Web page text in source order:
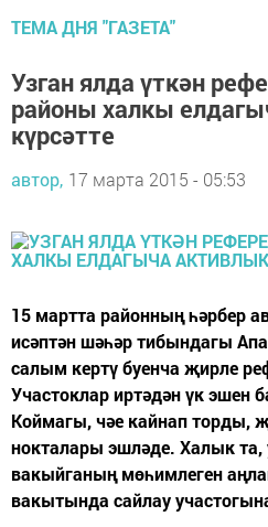
ТЕМА ДНЯ "ГАЗЕТА"
Узган ялда үткән
районы халкы
күрсәтте
автор, 17 марта 2015 - 05:53
15 мартта районның һәрбер
исәптән шәһәр тибындагы
салым кертү буенча җирле
Участоклар иртәдән үк эшен
Коймагы, чәе кайнап торды,
нокталары эшләде. Халык та,
вакыйганың мөһимлеген
вакытында сайлау